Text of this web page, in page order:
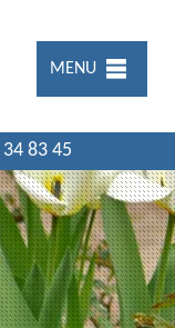
MENU
83 45